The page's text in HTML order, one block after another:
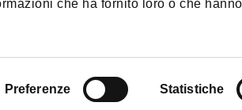
che ha fornito loro o che
Preferenze Statistiche
Bologna